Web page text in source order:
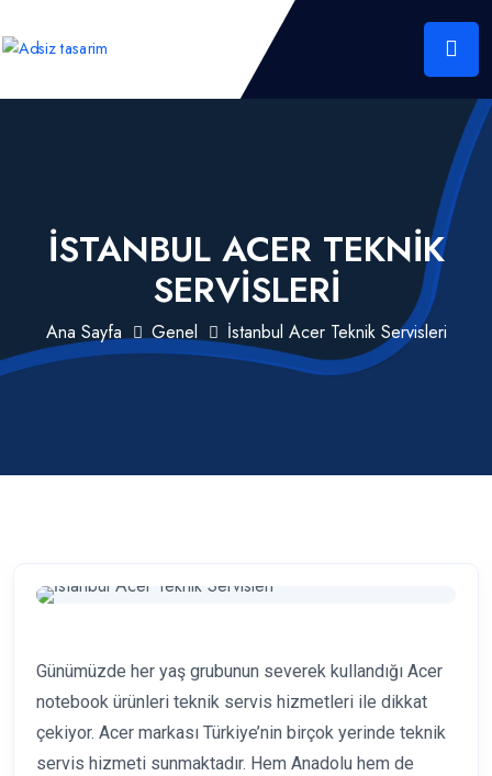
İSTANBUL ACER TEKNIK
SERVISLERI
Ana Sayfa Genel İstanbul Acer Teknik Servisleri
Günümüzde her yaş grubunun severek kullandığı Acer
notebook ürünleri teknik servis hizmetleri ile dikkat
çekiyor. Acer markası Türkiye’nin birçok yerinde teknik
servis hizmeti sunmaktadır. Hem Anadolu hem de